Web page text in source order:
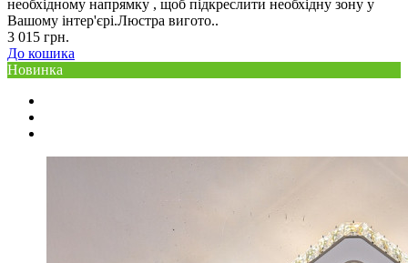
необхідному напрямку , щоб підкреслити необхідну зону у
Вашому інтер'єрі.Люстра вигото..
3 015 грн.
До кошика
Новинка